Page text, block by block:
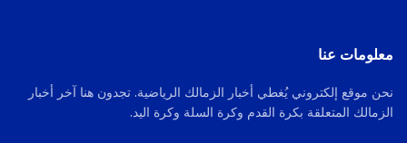
معلومات عنا
نحن موقع إلكتروني يُغطي أخبار الزمالك الرياضية. تجدون هنا آخر أخبار
الزمالك المتعلقة بكرة القدم وكرة السلة وكرة اليد.